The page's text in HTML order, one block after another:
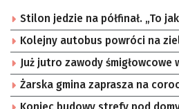
Stilon jedzie na półfinał. „To
Kolejny autobus powróci na
Już jutro zawody śmigłowcowe
Żarska gmina zaprasza na